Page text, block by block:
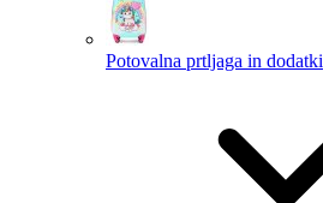
Potovalna prtljaga in dodatki